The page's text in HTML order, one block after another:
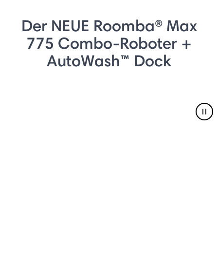
Der NEUE Roomba® Max
775 Combo-Roboter +
AutoWash™ Dock